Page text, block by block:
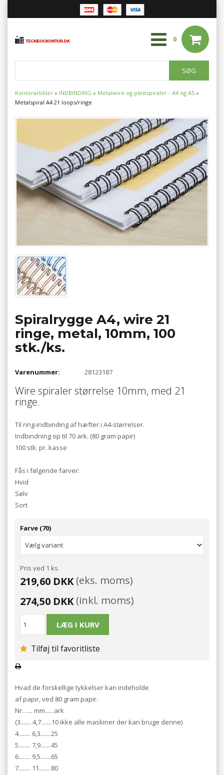
0
Kontorartikler » INDBINDING » Metalwire og plastspiraler - A4 og A5 »
Metalspiral A4 21 loops/ringe
Spiralrygge A4, wire 21
ringe, metal, 10mm, 100
stk./ks.
Varenummer: 28123187
Wire spiraler størrelse 10mm, med 21
ringe.
Til ring-indbinding af hæfter i A4-størrelser.
Indbindning op til 70 ark. (80 gram papir)
100 stk. pr. kasse
Fås i følgende farver:
Hvid
Sølv
Sort
Farve (70)
Pris ved 1 ks.
219,60 DKK(eks. moms)
274,50 DKK(inkl. moms)
Tilføj til favoritliste
Hvad de forskellige tykkelser kan indeholde
af papir, ved 80 gram papir.
Nr. ..... mm......ark
(3....... 4,7.......10 ikke alle maskiner der kan bruge denne)
4........ 6,3.......25
5........ 7,9.......45
6........ 9,5.......65
7........ 11........80